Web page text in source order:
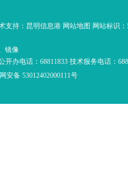
支持： 昆明信息港 网站地图 网站标识：
镜像
办电话：68811833 技术服务电话：
安备 53012402000111号